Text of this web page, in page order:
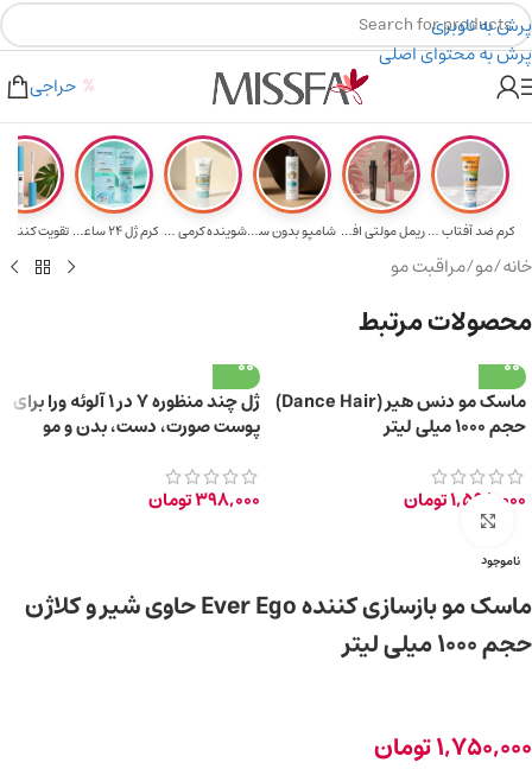
پرش به ناوبری
پرش به محتوای اصلی
۲٪ تخفیف روی سبد خرید برای روش کارت به کارت
هدیه برای خرید های بالای ۵ میلیون تومن
حراجی
کرم ضد آفتاب حا... ریمل مولتی افکت... شامپو بدون سولف... شوینده کرمی صور... کرم ژل ۲۴ ساعته... تقویت‌ کننده
خانه/مو/مراقبت مو
محصولات مرتبط
ماسک مو دنس هیر (Dance Hair)
حجم ۱۰۰۰ میلی لیتر
1,598,000تومان
ژل چند منظوره 7 در 1 آلوئه ورا برای
پوست صورت، دست، بدن و مو
398,000تومان
ناموجود
برای بزرگ‌نمایی کلیک کنید
ماسک مو بازسازی کننده Ever Ego حاوی شیر و کلاژن
حجم ۱۰۰۰ میلی لیتر
1,750,000تومان